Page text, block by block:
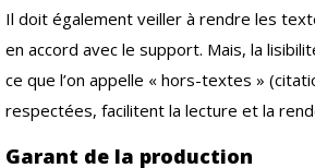
Il doit également veiller à rendre les
en accord avec le support. Mais, la
ce que l’on appelle « hors-textes »
respectées, facilitent la lecture et la
Garant de la production